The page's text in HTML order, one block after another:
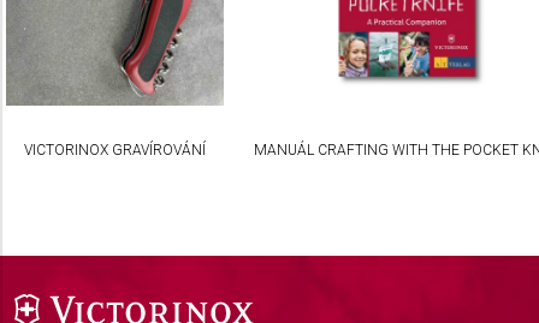
VICTORINOX GRAVÍROVÁNÍ MANUÁL CRAFTING WITH THE POCKET
Understand audiences through statistics or
combinations of data from different sources
Develop and improve services
Use limited data to select content
requested